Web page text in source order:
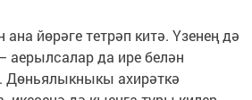
йөрәге тетрәп китә. Үзенең дә
аерылсалар да ире белән
Дөньялыкныкы ахирәткә